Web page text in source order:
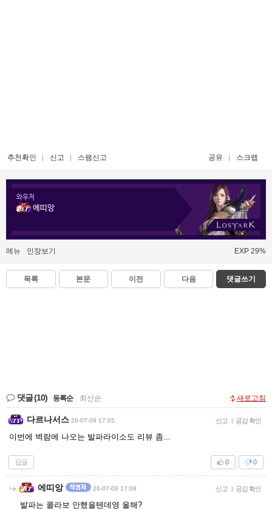
추천확인 신고 스팸신고 공유 스크랩
와우저
에띠앙
메뉴 인장보기 EXP 29%
목록 본문 이전 다음 댓글쓰기
댓글(10) 등록순 최신순 새로고침
다르나서스 26-07-09 17:05 신고 | 공감 확인
이번에 벽람에 나오는 발파라이소도 리뷰 좀...
답글 0
0
에띠앙 26-07-09 17:08 신고 | 공감 확인
발파는 콜라보 안했을텐데영 올해?